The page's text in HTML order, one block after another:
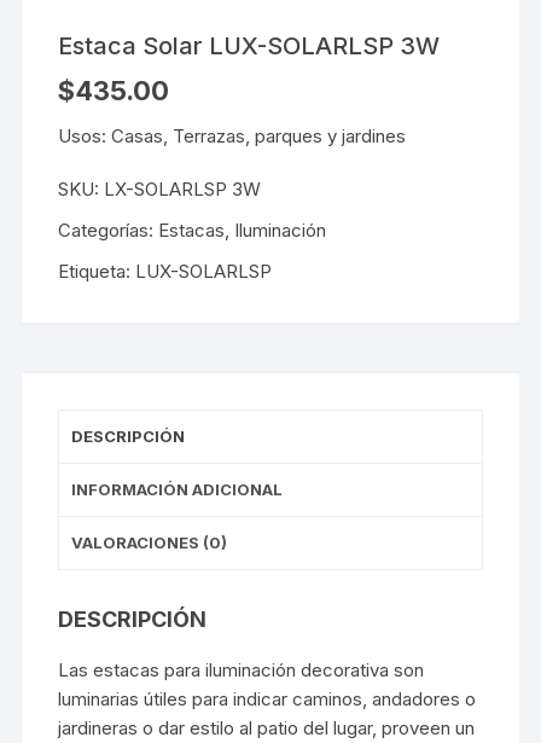
Estaca Solar LUX-SOLARLSP 3W
$435.00
Usos: Casas, Terrazas, parques y jardines
SKU: LX-SOLARLSP 3W
Categorías: Estacas Iluminación
Etiqueta: LUX-SOLARLSP
DESCRIPCIÓN
INFORMACIÓN ADICIONAL
VALORACIONES (0)
DESCRIPCIÓN
Las estacas para iluminación decorativa son
luminarias útiles para indicar caminos, andadores o
jardineras o dar estilo al patio del lugar, proveen un